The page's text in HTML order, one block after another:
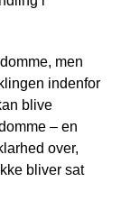
men
indenfor
blive
– en
over,
bliver sat